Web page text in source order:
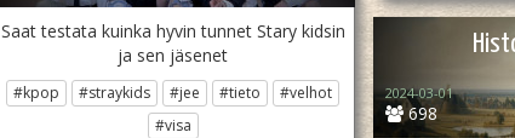
Saat testata kuinka hyvin tunnet Stary kidsin
ja sen jäsenet
#kpop #straykids #jee #tieto
#velhot
#visa
698
2024-03-01